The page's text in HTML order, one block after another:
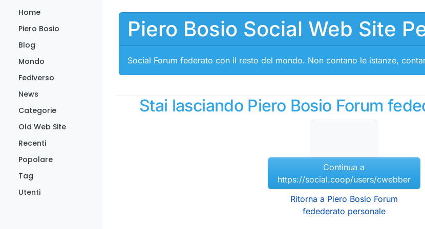
Home
Piero Bosio
Blog
Mondo
Fediverso
News
Categorie
Old Web Site
Recenti
Popolare
Tag
Utenti
Piero Bosio Social Web Site
Social Forum federato con il resto del mondo. Non contano le istanze,
Stai lasciando Piero Bosio Forum
Continua a
https://social.coop/users/cwebber
Ritorna a Piero Bosio Forum
fedederato personale